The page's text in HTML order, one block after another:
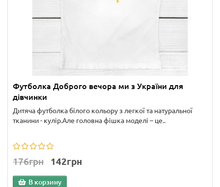
Футболка Доброго вечора ми з України для
дівчинки
Дитяча футболка білого кольору з легкої та натуральної
тканини - кулір.Але головна фішка моделі – це..
176грн 142грн
В корзину